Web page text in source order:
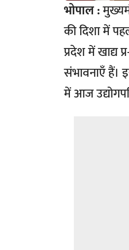
भोपाल :
की दिशा में
प्रदेश में खाद्य
संभावनाएँ हैं।
में आज